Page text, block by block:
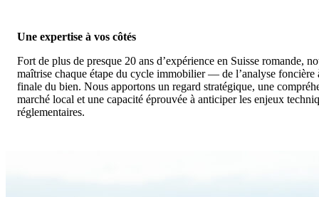
Une expertise à vos côtés
Fort de plus de presque 20 ans d’expérience en Suisse romande,
maîtrise chaque étape du cycle immobilier — de l’analyse foncière
finale du bien. Nous apportons un regard stratégique, une
marché local et une capacité éprouvée à anticiper les enjeux
réglementaires.